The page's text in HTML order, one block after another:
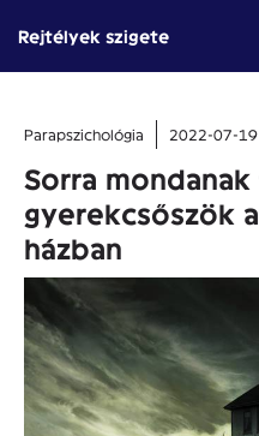
tartalomba
Rejtélyek szigete
Parapszichológia 2022-07-19
Sorra
gyerekcsőszök
házban